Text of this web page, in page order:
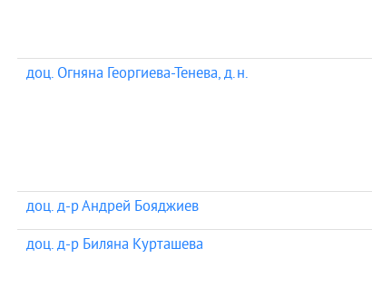
доц. Огняна Георгиева-Тенева, д.н.
доц. д-р Андрей Бояджиев
доц. д-р Биляна Курташева